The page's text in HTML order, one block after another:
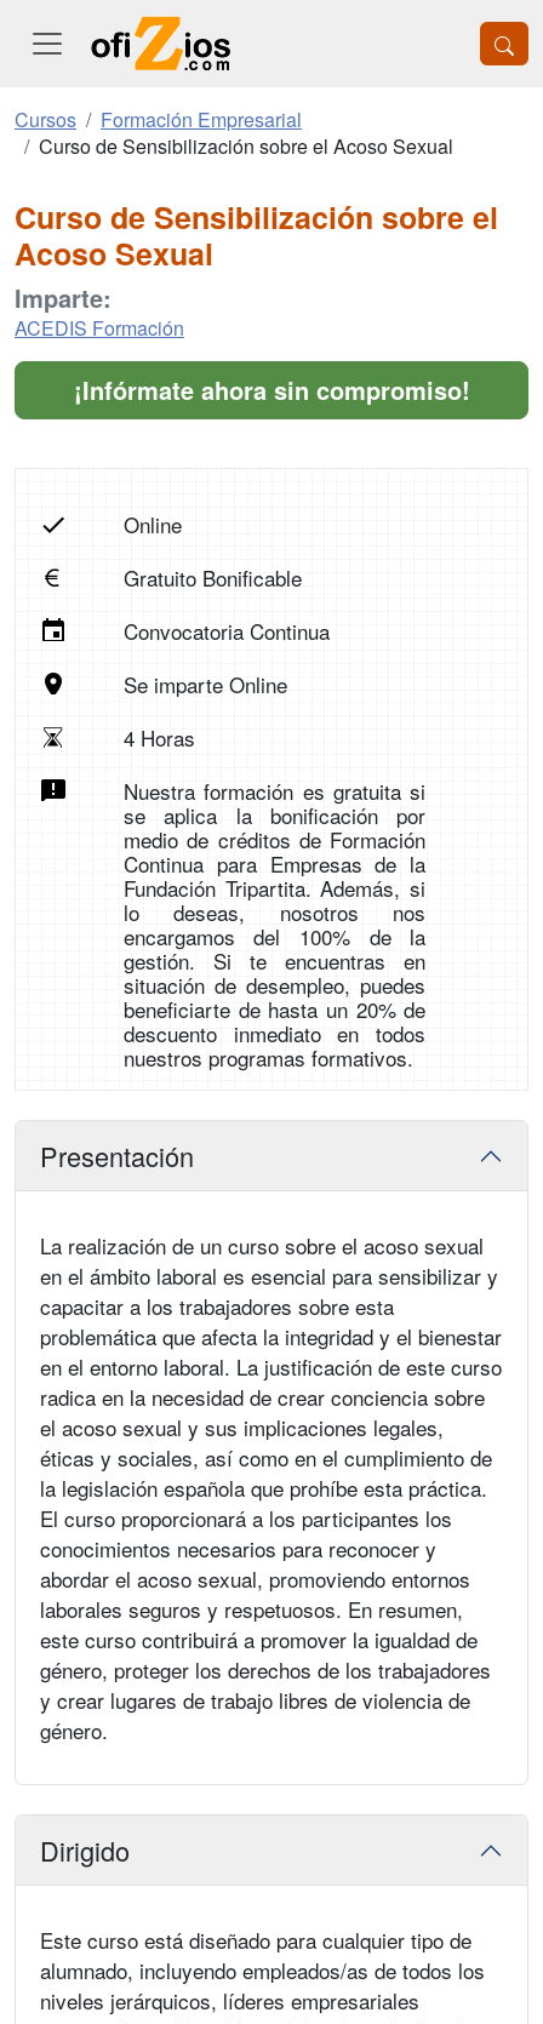
Cursos
Formación Empresarial
Curso de Sensibilización sobre el Acoso Sexual
Curso de Sensibilización sobre el
Acoso Sexual
Imparte:
ACEDIS Formación
¡Infórmate ahora sin compromiso!
Online
Gratuito Bonificable
Convocatoria Continua
Se imparte Online
4 Horas
Nuestra formación es gratuita si
se aplica la bonificación por
medio de créditos de Formación
Continua para Empresas de la
Fundación Tripartita. Además, si
lo deseas, nosotros nos
encargamos del 100% de la
gestión. Si te encuentras en
situación de desempleo, puedes
beneficiarte de hasta un 20% de
descuento inmediato en todos
nuestros programas formativos.
Presentación
La realización de un curso sobre el acoso sexual
en el ámbito laboral es esencial para sensibilizar y
capacitar a los trabajadores sobre esta
problemática que afecta la integridad y el bienestar
en el entorno laboral. La justificación de este curso
radica en la necesidad de crear conciencia sobre
el acoso sexual y sus implicaciones legales,
éticas y sociales, así como en el cumplimiento de
la legislación española que prohíbe esta práctica.
El curso proporcionará a los participantes los
conocimientos necesarios para reconocer y
abordar el acoso sexual, promoviendo entornos
laborales seguros y respetuosos. En resumen,
este curso contribuirá a promover la igualdad de
género, proteger los derechos de los trabajadores
y crear lugares de trabajo libres de violencia de
género.
Dirigido
Este curso está diseñado para cualquier tipo de
alumnado, incluyendo empleados/as de todos los
niveles jerárquicos, líderes empresariales